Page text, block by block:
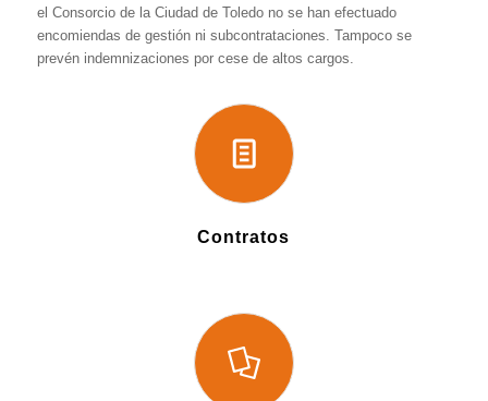
el Consorcio de la Ciudad de Toledo no se han efectuado
encomiendas de gestión ni subcontrataciones. Tampoco se
prevén indemnizaciones por cese de altos cargos.
Contratos